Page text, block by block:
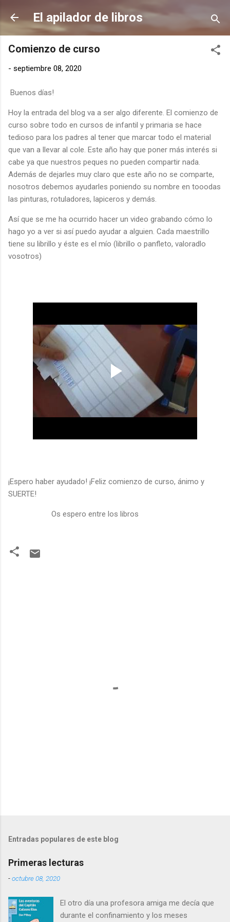
Ir al contenido principal
El apilador de libros
Comienzo de curso
- septiembre 08, 2020
Buenos días!
Hoy la entrada del blog va a ser algo diferente. El comienzo de
curso sobre todo en cursos de infantil y primaria se hace
tedioso para los padres al tener que marcar todo el material
que van a llevar al cole. Este año hay que poner más interés si
cabe ya que nuestros peques no pueden compartir nada.
Además de dejarles muy claro que este año no se comparte,
nosotros debemos ayudarles poniendo su nombre en tooodas
las pinturas, rotuladores, lapiceros y demás.
Así que se me ha ocurrido hacer un video grabando cómo lo
hago yo a ver si así puedo ayudar a alguien. Cada maestrillo
tiene su librillo y éste es el mío (librillo o panfleto, valoradlo
vosotros)
¡Espero haber ayudado! ¡Feliz comienzo de curso, ánimo y
SUERTE!
Os espero entre los libros
Entradas populares de este blog
Primeras lecturas
-octubre 08, 2020
El otro día una profesora amiga me decía que
durante el confinamiento y los meses